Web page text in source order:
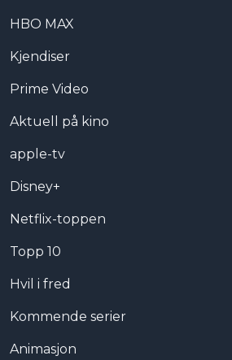
HBO MAX
Kjendiser
Prime Video
Aktuell på kino
apple-tv
Disney+
Netflix-toppen
Topp 10
Hvil i fred
Kommende serier
Animasjon